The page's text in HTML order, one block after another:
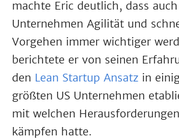
machte Eric deutlich, dass
Unternehmen Agilität und
Vorgehen immer wichtiger
berichtete er von seinen
den Lean Startup Ansatz in
größten US Unternehmen
mit welchen
kämpfen hatte.